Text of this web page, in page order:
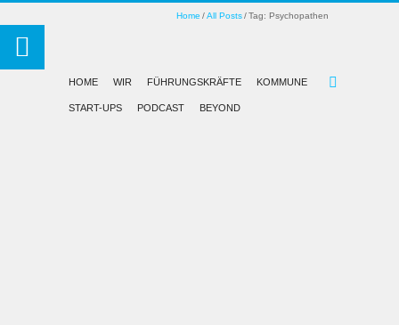
Home All Posts Tag: Psychopathen
HOME WIR FÜHRUNGSKRÄFTE KOMMUNE
START-UPS PODCAST BEYOND